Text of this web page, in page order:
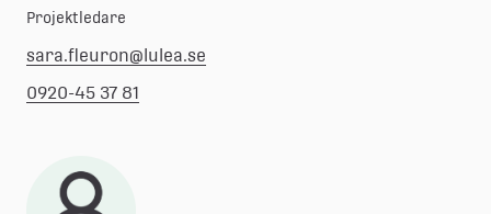
Projektledare
sara.fleuron@lulea.se
0920-45 37 81